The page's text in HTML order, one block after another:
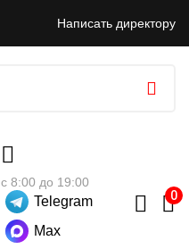
Написать директору
с 8:00 до 19:00
Telegram
Max